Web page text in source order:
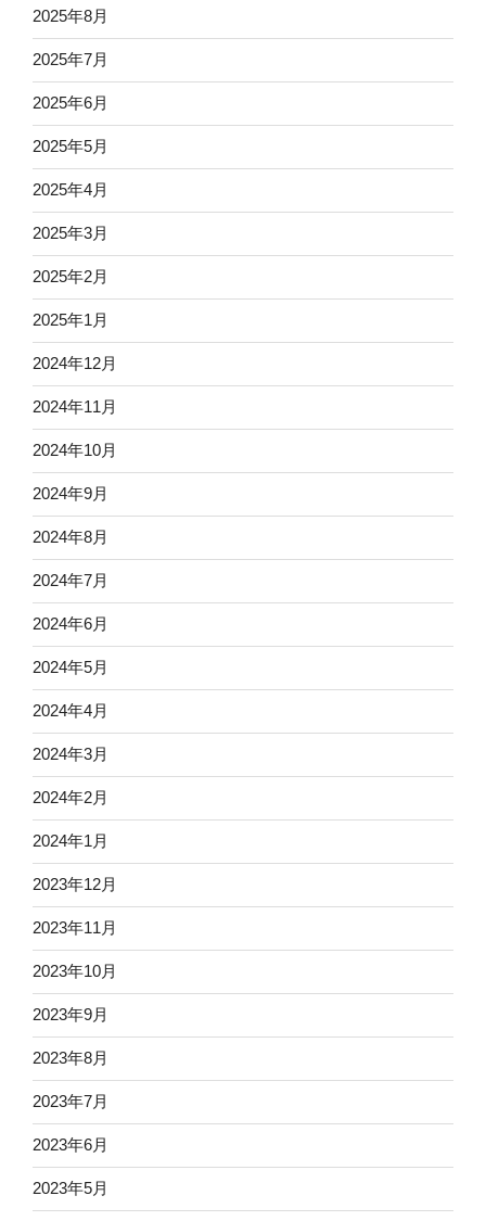
2025年8月
2025年7月
2025年6月
2025年5月
2025年4月
2025年3月
2025年2月
2025年1月
2024年12月
2024年11月
2024年10月
2024年9月
2024年8月
2024年7月
2024年6月
2024年5月
2024年4月
2024年3月
2024年2月
2024年1月
2023年12月
2023年11月
2023年10月
2023年9月
2023年8月
2023年7月
2023年6月
2023年5月